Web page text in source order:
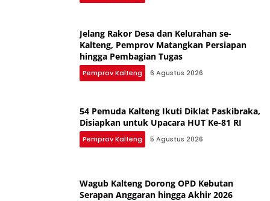
Jelang Rakor Desa dan Kelurahan se-
Kalteng, Pemprov Matangkan Persiapan
hingga Pembagian Tugas
Pemprov Kalteng 6 Agustus 2026
54 Pemuda Kalteng Ikuti Diklat Paskibraka,
Disiapkan untuk Upacara HUT Ke-81 RI
Pemprov Kalteng 5 Agustus 2026
Wagub Kalteng Dorong OPD Kebutan
Serapan Anggaran hingga Akhir 2026